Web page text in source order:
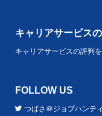
キャリアサービス
キャリアサービスの評判
FOLLOW US
つばさ＠ジョブハンテ